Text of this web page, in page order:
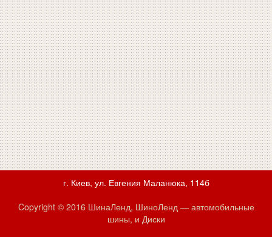
г. Киев, ул. Евгения Маланюка, 114б
Copyright © 2016 ШинаЛенд, ШиноЛенд — автомобильные
шины, и Диски